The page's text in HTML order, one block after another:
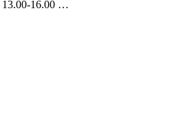
13.00-16.00 …